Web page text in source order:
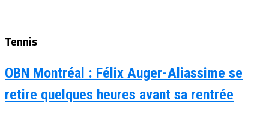
Tennis
OBN Montréal : Félix Auger-Aliassime se
retire quelques heures avant sa rentrée